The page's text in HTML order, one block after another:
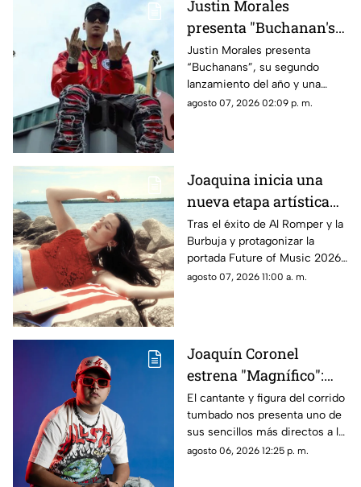
Justin Morales
presenta "Buchanan's",
el corrido que sus fans
esperaban desde hace
dos años
Justin Morales presenta
“Buchanans”, su segundo
lanzamiento del año y una
composición de su autoría que
el artista compartió un primer
adelanto en redes sociales.
agosto 07, 2026 02:09 p. m.
Joaquina inicia una
nueva etapa artística
con 'Verano en la
Ciudad'
Tras el éxito de Al Romper y la
Burbuja y protagonizar la
portada Future of Music 2026,
de Rolling Stone en español, la
personas que nos formaron
agosto 07, 2026 11:00 a. m.
Joaquín Coronel
estrena "Magnífico":
cuando el amor se
vuelve dulce venganza
El cantante y figura del corrido
tumbado nos presenta uno de
sus sencillos más directos a la
fecha, pues amparado por su
agosto 06, 2026 12:25 p. m.